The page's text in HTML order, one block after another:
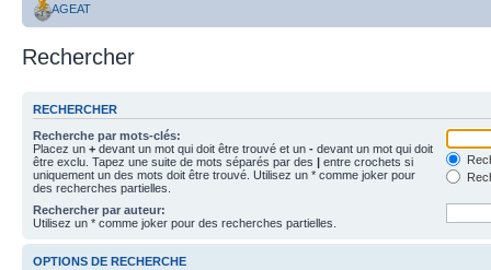
AGEAT
Rechercher
RECHERCHER
Recherche par mots-clés:
Placez un + devant un mot qui doit être trouvé et un - devant un mot qui doit
être exclu. Tapez une suite de mots séparés par des | entre crochets si
uniquement un des mots doit être trouvé. Utilisez un * comme joker pour
des recherches partielles.
Rechercher par auteur:
Utilisez un * comme joker pour des recherches partielles.
OPTIONS DE RECHERCHE